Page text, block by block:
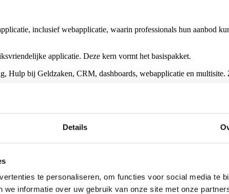
Details
te personaliseren, om functies voor social media te
we informatie over uw gebruik van onze site met onze
inclusief webapplicatie, waarin professionals hun aanbod
applicatie. Deze kern vormt het basispakket.
Hulp bij Geldzaken, CRM, dashboards, webapplicatie en